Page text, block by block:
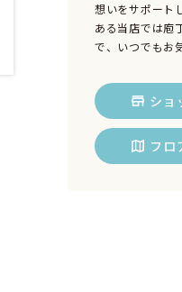
想いをサポート
ある当店では庖
で、いつでもお
ショ
フロ